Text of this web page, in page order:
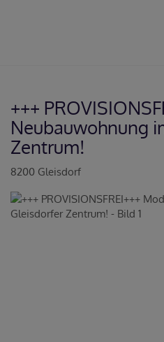
+++
Neubauwohnung
Zentrum!
8200 Gleisdorf